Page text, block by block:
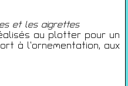
et les aigrettes
au plotter pour un
à l’ornementation, aux